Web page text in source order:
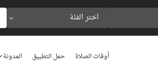
اختر الفئة
أوقات الصلاة حمل التطبيق المدونة